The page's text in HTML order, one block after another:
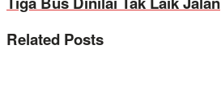
Related Posts